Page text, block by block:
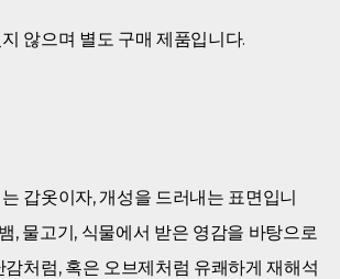
않으며 별도 구매 제품입니다.
갑옷이자, 개성을 드러내는 표면입니
, 물고기, 식물에서 받은 영감을 바탕으로
처럼, 혹은 오브제처럼 유쾌하게 재해석